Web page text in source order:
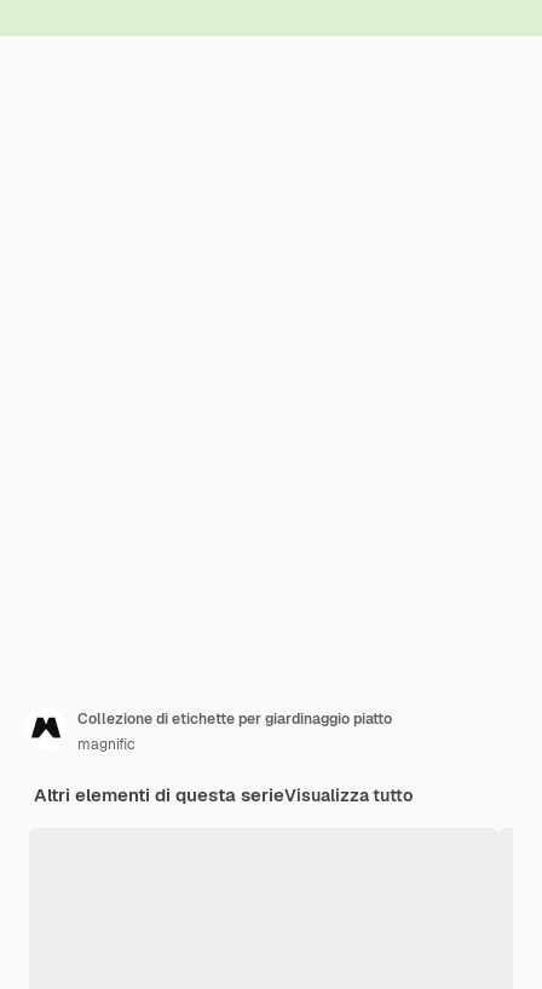
Collezione di etichette per giardinaggio piatto
magnific
Altri elementi di questa serieVisualizza tutto